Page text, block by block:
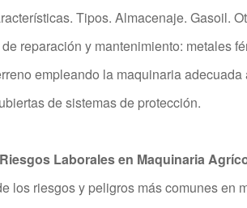
Tipos. Almacenaje. Gasoil.
reparación y mantenimiento: metales
empleando la maquinaria
de sistemas de protección.
Laborales en Maquinaria
los riesgos y peligros más comunes en